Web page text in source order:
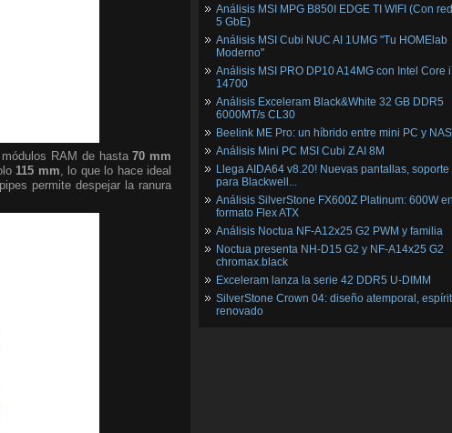
RAM de hasta70 mm
115 mm , lo que lo hace ideal
permite despejar la ranura
Análisis MSI MPG B850I EDGE TI WIFI (Con
5 GbE)
Análisis MSI Cubi NUC AI 1UMG "Tu HOMElab
Moderno"
Análisis MSI PRO DP10 A14MG con Intel Core
14700
Análisis Exceleram Black&White 32 GB DDR5
6000MT/s CL30
Beelink ME Pro: un híbrido entre mini PC y NAS
Análisis Mini PC MSI Cubi Z AI 8M
Llega AIDA64 v8.20! Nuevas pantallas, soporte
para Blackwell...
Análisis SilverStone FX600Z Platinum: 600W
formato Flex ATX
Análisis Noctua NF-A12x25 G2 PWM y familia
Noctua presenta NH-D15 G2 y NF-A14x25 G2
chromax.black
Exceleram lanza la serie 42 DDR5 U-DIMM
SilverStone Crown 04: diseño atemporal,
renovado